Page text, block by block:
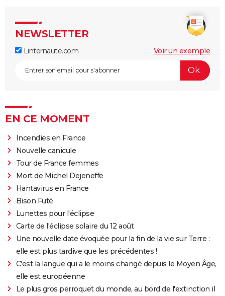
NEWSLETTER
Linternaute.com Voir un exemple
EN CE MOMENT
Incendies en France
Nouvelle canicule
Tour de France femmes
Mort de Michel Dejeneffe
Hantavirus en France
Bison Futé
Lunettes pour l'éclipse
Carte de l'éclipse solaire du 12 août
Une nouvelle date évoquée pour la fin de la vie sur Terre :
elle est plus tardive que les précédentes !
C'est la langue qui a le moins changé depuis le Moyen Âge,
elle est européenne
Le plus gros perroquet du monde, au bord de l'extinction il